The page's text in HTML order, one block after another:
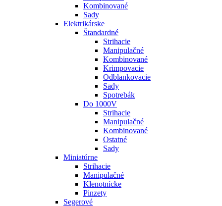
Kombinované
Sady
Elektrikárske
Štandardné
Strihacie
Manipulačné
Kombinované
Krimpovacie
Odblankovacie
Sady
Spotrebák
Do 1000V
Strihacie
Manipulačné
Kombinované
Ostatné
Sady
Miniatúrne
Strihacie
Manipulačné
Klenotnícke
Pinzety
Segerové